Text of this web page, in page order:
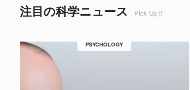
注目の科学ニュース Pick Up !!
PSYCHOLOGY